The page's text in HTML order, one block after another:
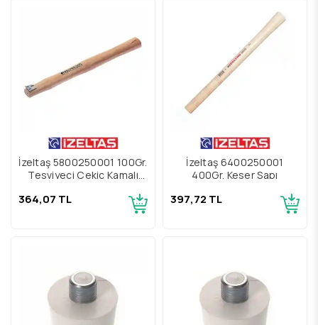
İzeltaş 5800250001 100Gr.
Tesviyeci Çekiç Kamalı
364,07 TL
İzeltaş 6400250001
400Gr. Keser Sapı
397,72 TL